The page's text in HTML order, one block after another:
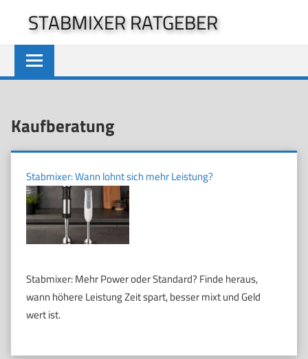
springen
STABMIXER RATGEBER
Kaufberatung
Stabmixer: Wann lohnt sich mehr Leistung?
Stabmixer: Mehr Power oder Standard? Finde heraus,
wann höhere Leistung Zeit spart, besser mixt und Geld
wert ist.